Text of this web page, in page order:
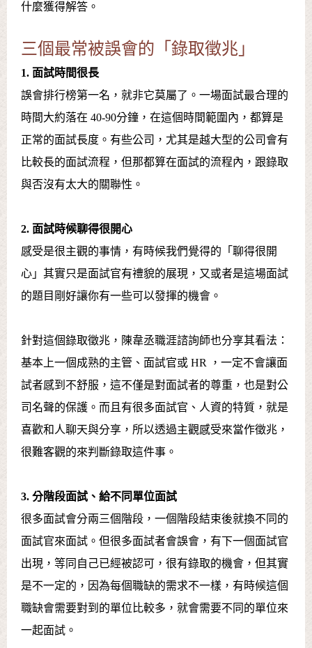
什麼獲得解答。
三個最常被誤會的「錄取徵兆」
1. 面試時間很長
誤會排行榜第一名，就非它莫屬了。一場面試最合理的
時間大約落在 40-90分鐘，在這個時間範圍內，都算是
正常的面試長度。有些公司，尤其是越大型的公司會有
比較長的面試流程，但那都算在面試的流程內，跟錄取
與否沒有太大的關聯性。
2. 面試時候聊得很開心
感受是很主觀的事情，有時候我們覺得的「聊得很開
心」其實只是面試官有禮貌的展現，又或者是這場面試
的題目剛好讓你有一些可以發揮的機會。
針對這個錄取徵兆，陳韋丞職涯諮詢師也分享其看法：
基本上一個成熟的主管、面試官或 HR ，一定不會讓面
試者感到不舒服，這不僅是對面試者的尊重，也是對公
司名聲的保護。而且有很多面試官、人資的特質，就是
喜歡和人聊天與分享，所以透過主觀感受來當作徵兆，
很難客觀的來判斷錄取這件事。
3. 分階段面試、給不同單位面試
很多面試會分兩三個階段，一個階段結束後就換不同的
面試官來面試。但很多面試者會誤會，有下一個面試官
出現，等同自己已經被認可，很有錄取的機會，但其實
是不一定的，因為每個職缺的需求不一樣，有時候這個
職缺會需要對到的單位比較多，就會需要不同的單位來
一起面試。